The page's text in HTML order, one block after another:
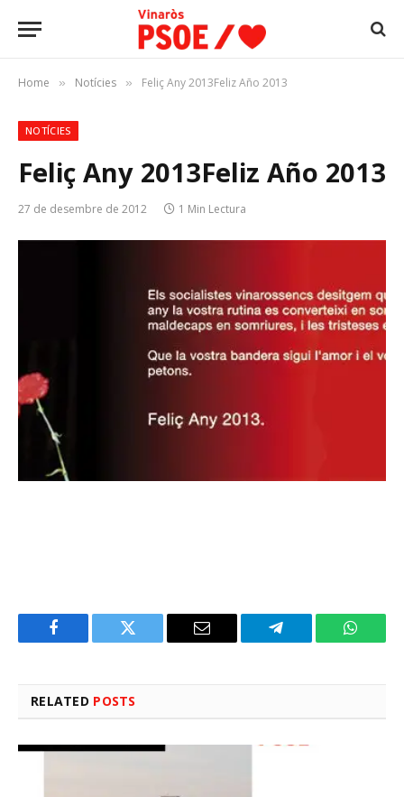
Home » Notícies » Feliç Any 2013Feliz Año 2013
NOTÍCIES
Feliç Any 2013Feliz Año 2013
27 de desembre de 2012 1 Min Lectura
Facebook Twitter Email Telegram
RELATED POSTS